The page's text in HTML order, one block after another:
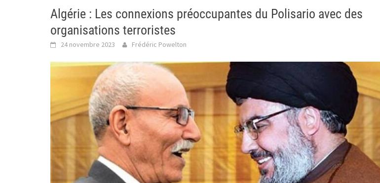
Algérie : Les connexions préoccupantes du Polisario avec des
organisations terroristes
24 novembre 2023 Frédéric Powelton